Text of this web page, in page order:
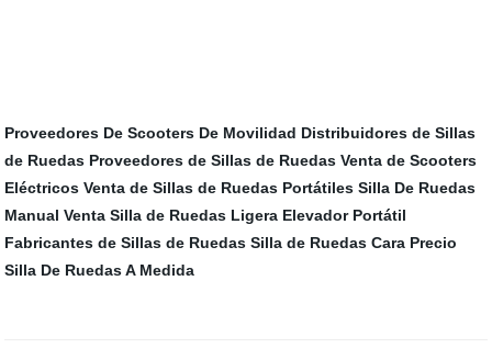
Proveedores De Scooters De Movilidad Distribuidores de Sillas
de Ruedas Proveedores de Sillas de Ruedas Venta de Scooters
Eléctricos Venta de Sillas de Ruedas Portátiles Silla De Ruedas
Manual Venta Silla de Ruedas Ligera Elevador Portátil
Fabricantes de Sillas de Ruedas Silla de Ruedas Cara Precio
Silla De Ruedas A Medida